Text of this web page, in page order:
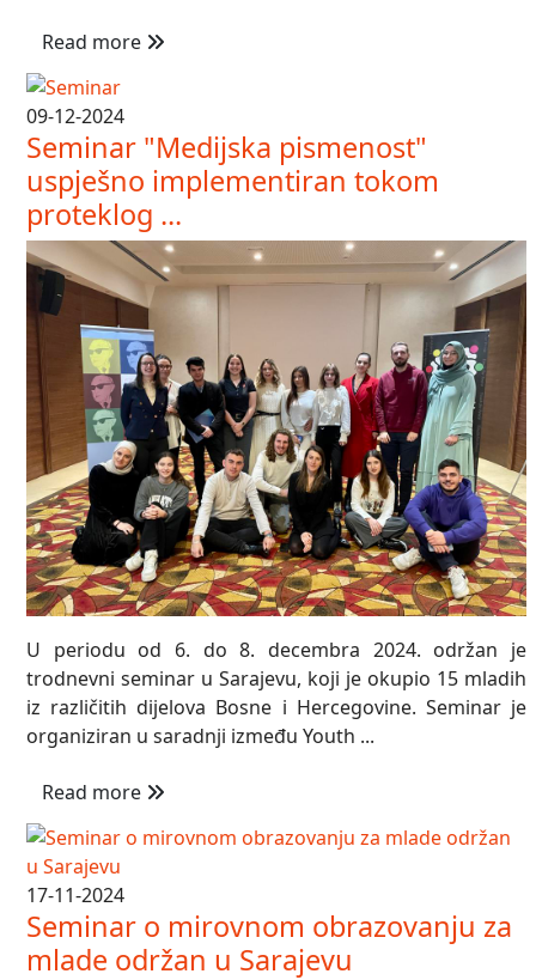
Read more
09-12-2024
Seminar "Medijska pismenost"
uspješno implementiran tokom
proteklog ...
U periodu od 6. do 8. decembra 2024. održan je
trodnevni seminar u Sarajevu, koji je okupio 15 mladih
iz različitih dijelova Bosne i Hercegovine. Seminar je
organiziran u saradnji između Youth ...
Read more
17-11-2024
Seminar o mirovnom obrazovanju za
mlade održan u Sarajevu